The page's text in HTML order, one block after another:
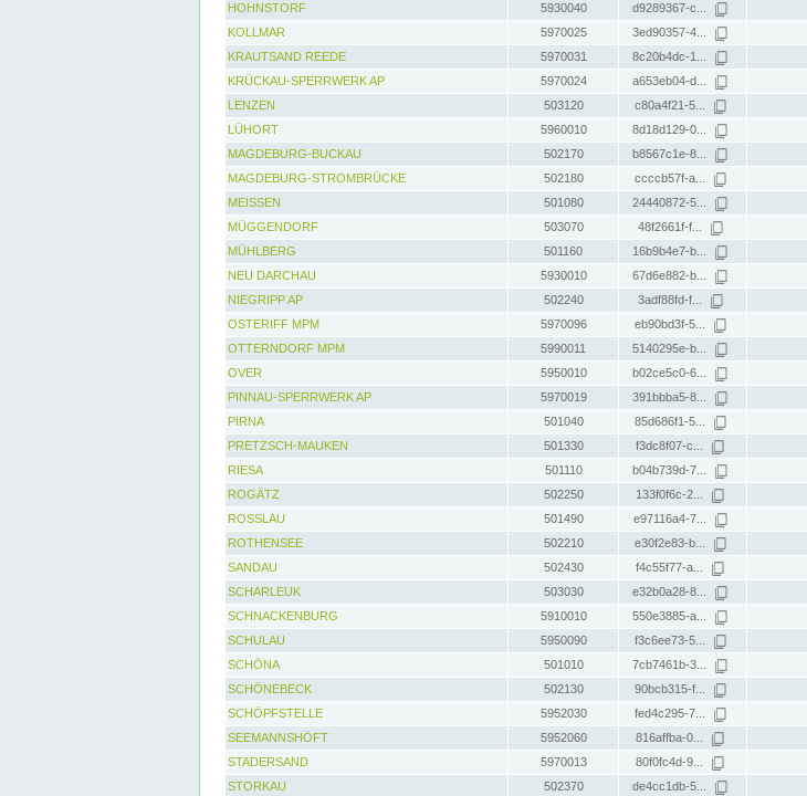
HOHNSTORF
5930040 d9289367-c...
KOLLMAR
5970025 3ed90357-4...
KRAUTSAND REEDE
5970031 8c20b4dc-1...
KRÜCKAU-SPERRWERK AP
5970024 a653eb04-d...
LENZEN
503120 c80a4f21-5...
LÜHORT
5960010 8d18d129-0...
MAGDEBURG-BUCKAU
502170 b8567c1e-8...
MAGDEBURG-STROMBRÜCKE
502180 ccccb57f-a...
MEISSEN
501080 24440872-5...
MÜGGENDORF
503070 48f2661f-f...
MÜHLBERG
501160 16b9b4e7-b...
NEU DARCHAU
5930010 67d6e882-b...
NIEGRIPP AP
502240 3adf88fd-f...
OSTERIFF MPM
5970096 eb90bd3f-5...
OTTERNDORF MPM
5990011 5140295e-b...
OVER
5950010 b02ce5c0-6...
PINNAU-SPERRWERK AP
5970019 391bbba5-8...
PIRNA
501040 85d686f1-5...
PRETZSCH-MAUKEN
501330 f3dc8f07-c...
RIESA
501110 b04b739d-7...
ROGÄTZ
502250 133f0f6c-2...
ROSSLAU
501490 e97116a4-7...
ROTHENSEE
502210 e30f2e83-b...
SANDAU
502430 f4c55f77-a...
SCHARLEUK
503030 e32b0a28-8...
SCHNACKENBURG
5910010 550e3885-a...
SCHULAU
5950090 f3c6ee73-5...
SCHÖNA
501010 7cb7461b-3...
SCHÖNEBECK
502130 90bcb315-f...
SCHÖPFSTELLE
5952030 fed4c295-7...
SEEMANNSHÖFT
5952060 816affba-0...
STADERSAND
5970013 80f0fc4d-9...
STORKAU
502370 de4cc1db-5...